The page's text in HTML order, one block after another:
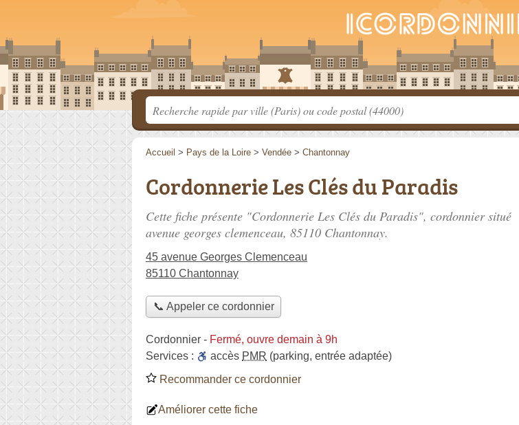
Accueil > Pays de la Loire > Vendée > Chantonnay
Cordonnerie Les Clés du Paradis
Cette fiche présente "Cordonnerie Les Clés du Paradis", cordonnier situé
avenue georges clemenceau, 85110 Chantonnay.
45 avenue Georges Clemenceau
85110 Chantonnay
📞 Appeler ce cordonnier
Cordonnier - Fermé, ouvre demain à 9h
Services :
accès PMR (parking, entrée adaptée)
Recommander ce cordonnier
Améliorer cette fiche